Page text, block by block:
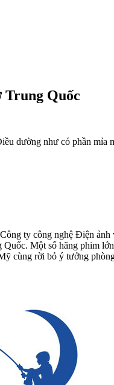
Trung Quốc
dường như có phần mỉa
ty công nghệ Điện
Một số hãng phim
cùng rời bỏ ý tưởng